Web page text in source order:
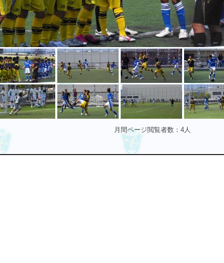
月間ページ閲覧者数：4人